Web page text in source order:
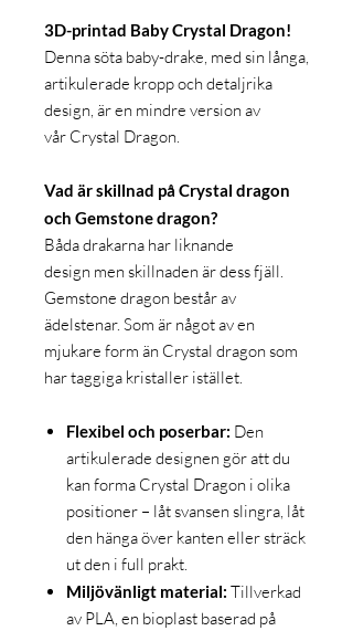
3D-printad Baby Crystal Dragon!
Denna söta baby-drake, med sin långa,
artikulerade kropp och detaljrika
design, är en mindre version av
vår Crystal Dragon.
Vad är skillnad på Crystal dragon
och Gemstone dragon?
Båda drakarna har liknande
design men skillnaden är dess fjäll.
Gemstone dragon består av
ädelstenar. Som är något av en
mjukare form än Crystal dragon som
har taggiga kristaller istället.
Flexibel och poserbar: Den
artikulerade designen gör att du
kan forma Crystal Dragon i olika
positioner – låt svansen slingra, låt
den hänga över kanten eller sträck
ut den i full prakt.
Miljövänligt material: Tillverkad
av PLA, en bioplast baserad på